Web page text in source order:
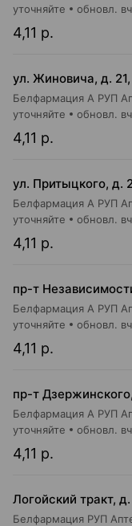
4,11 р.
уточняйте обновл.
ул. Жиновича, д.
Белфармация А РУП
4,11 р.
уточняйте обновл.
ул. Притыцкого, д.
Белфармация А РУП
4,11 р.
уточняйте обновл.
пр-т
Белфармация А РУП
4,11 р.
уточняйте обновл.
пр-т
Белфармация А РУП
4,11 р.
уточняйте обновл.
Логойский тракт,
Белфармация РУП